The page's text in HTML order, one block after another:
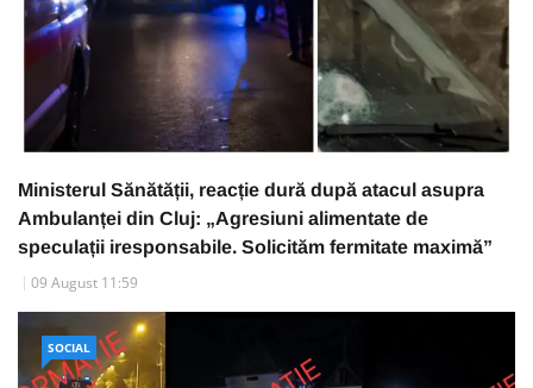
Ministerul Sănătății, reacție dură după atacul asupra
Ambulanței din Cluj: „Agresiuni alimentate de
speculații iresponsabile. Solicităm fermitate maximă”
09 August 11:59
SOCIAL